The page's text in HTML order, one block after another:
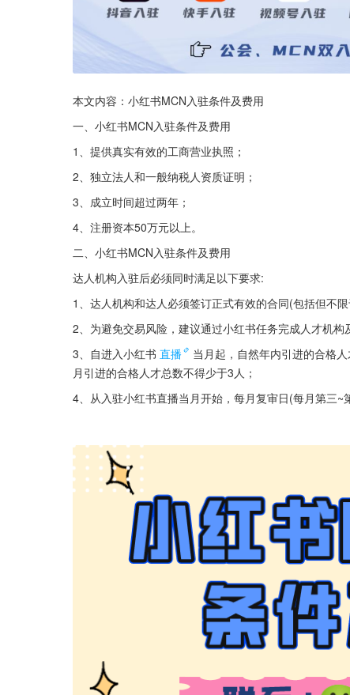
本文内容：小红书MCN入驻条件及费用
一、小红书MCN入驻条件及费用
1、提供真实有效的工商营业执照；
2、独立法人和一般纳税人资质证明；
3、成立时间超过两年；
4、注册资本50万元以上。
二、小红书MCN入驻条件及费用
达人机构入驻后必须同时满足以下要求:
1、达人机构和达人必须签订正式有效的合同(包括但不
2、为避免交易风险，建议通过小红书任务完成人才机构
3、自进入小红书 直播
当月起，自然年内引进的合格
月引进的合格人才总数不得少于3人；
4、从入驻小红书直播当月开始，每月复审日(每月第三